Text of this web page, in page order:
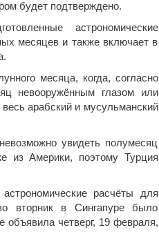
будет подтверждено.
астрономические
месяцев и также включает в
месяца, когда, согласно
невооружённым глазом или
арабский и мусульманский
увидеть полумесяц
из Америки, поэтому Турция
расчёты для
вторник в Сингапуре было
объявила четверг, 19 февраля,